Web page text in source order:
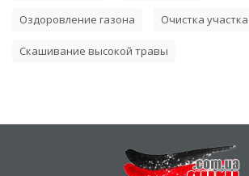
Оздоровление газона Очистка
Скашивание высокой травы